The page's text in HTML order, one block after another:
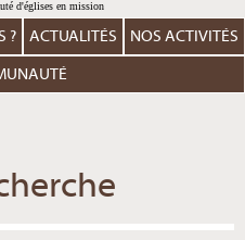
? ACTUALITÉS NOS ACTIVITÉS